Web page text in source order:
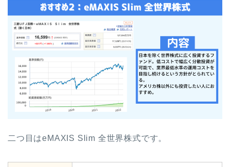
二つ目はeMAXIS Slim 全世界株式です。